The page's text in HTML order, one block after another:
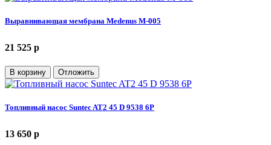
Выравнивающая мембрана Medenus M-005
21 525 p
В корзину Отложить
Топливный насос Suntec AT2 45 D 9538 6P
13 650 p